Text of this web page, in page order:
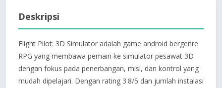
Deskripsi
Flight Pilot: 3D Simulator adalah game android bergenre
RPG yang membawa pemain ke simulator pesawat 3D
dengan fokus pada penerbangan, misi, dan kontrol yang
mudah dipelajari. Dengan rating 3.8/5 dan jumlah instalasi